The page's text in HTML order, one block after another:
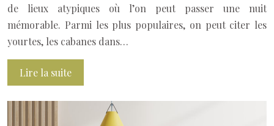
de lieux atypiques où l’on peut passer une nuit
mémorable. Parmi les plus populaires, on peut citer les
yourtes, les cabanes dans…
Lire la suite